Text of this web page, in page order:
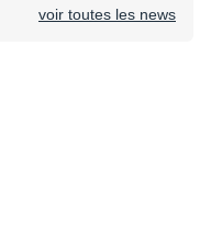
voir toutes les news